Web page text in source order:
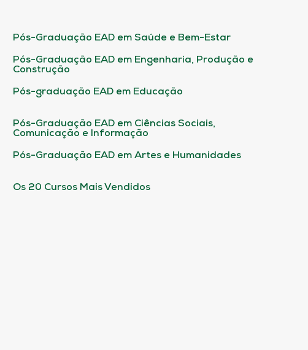
Pós-Graduação EAD em Saúde e Bem-Estar
Pós-Graduação EAD em Engenharia, Produção e
Construção
Pós-graduação EAD em Educação
Pós-Graduação EAD em Ciências Sociais,
Comunicação e Informação
Pós-Graduação EAD em Artes e Humanidades
Os 20 Cursos Mais Vendidos